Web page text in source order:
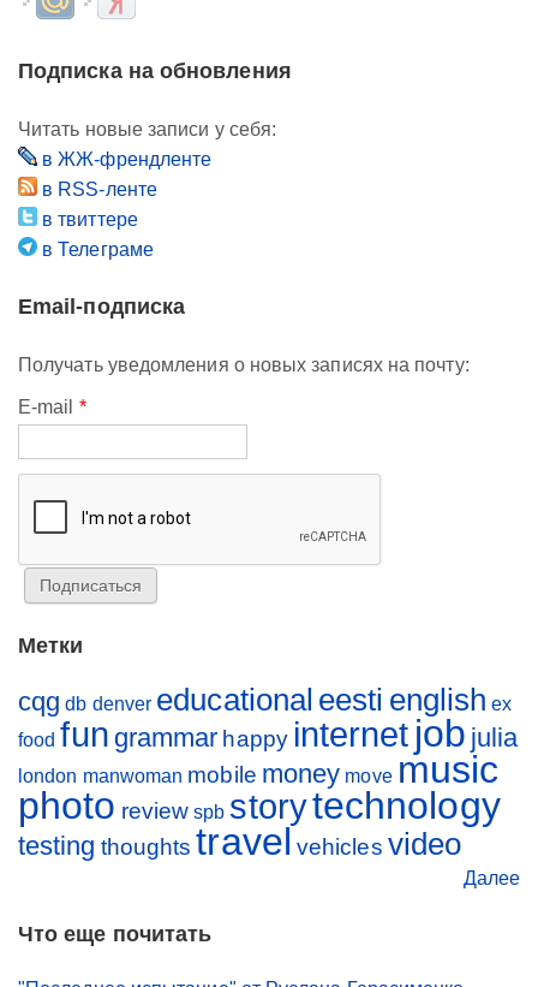
Подписка на обновления
Читать новые записи у себя:
в ЖЖ-френдленте
в RSS-ленте
в твиттере
в Телеграме
Email-подписка
Получать уведомления о новых записях на почту:
E-mail *
Метки
cqg db denver educational eesti english ex
food fun grammar happy internet job julia
london manwoman mobile money move music
photo review spb storytechnology
testing thoughts travel vehicles video
Далее
Что еще почитать